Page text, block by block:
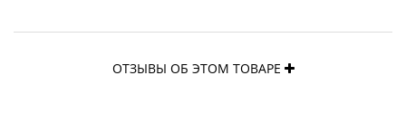
ОТЗЫВЫ ОБ ЭТОМ ТОВАРЕ